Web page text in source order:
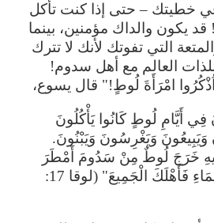
خطيتك – حتى إذا كنت تأكل
يكون والداك مؤمنين، بينما
التي تفوتك لأنك لا تترك
العالم مع أهل سدوم!
امْرَأَةَ لُوطٍ!" قال يسوع،
أَيَّامِ لُوطٍ كَانُوا يَأْكُلُونَ
وَيَغْرِسُونَ وَيَبْنُونَ.
خَرَجَ لُوطٌ مِنْ سَدُومَ أَمْطَرَ
نَاراً وَكِبْرِيتاً مِنَ السَّمَاءِ فَأَهْلَكَ الْجَمِيعَ" (لوقا 17: